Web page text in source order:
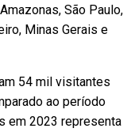
São Paulo,
Minas Gerais e
54 mil visitantes
ao período
em 2023 representa